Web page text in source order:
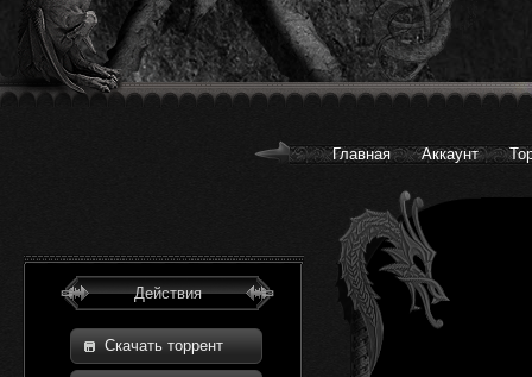
Главная Аккаунт
Действия
Скачать торрент